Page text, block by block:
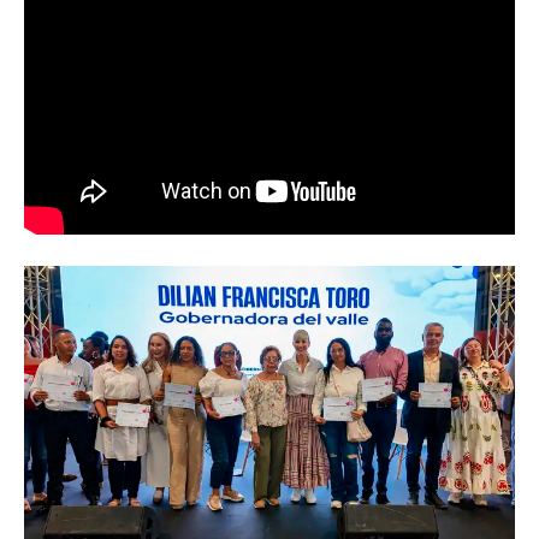
Abren convocatoria del ‘Art World
Records Latam’, para creadores de